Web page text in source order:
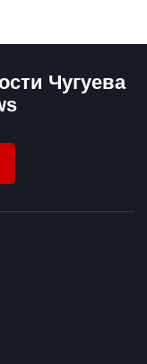
Чугуева